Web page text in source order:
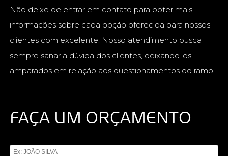
Não deixe de entrar em contato para obter mais
informações sobre cada opção oferecida para nossos
clientes com excelente. Nosso atendimento busca
sempre sanar a dúvida dos clientes, deixando-os
amparados em relação aos questionamentos do ramo.
FAÇA UM ORÇAMENTO